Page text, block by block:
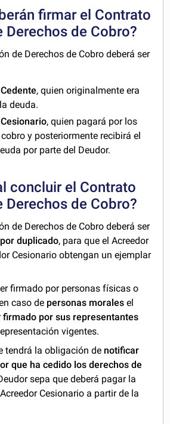
firmar el Contrato
Derechos de Cobro?
de Derechos de Cobro deberá ser
, quien originalmente era
deuda.
, quien pagará por los
y posteriormente recibirá el
por parte del Deudor.
concluir el Contrato
Derechos de Cobro?
de Derechos de Cobro deberá ser
duplicado, para que el Acreedor
Cesionario obtengan un ejemplar
firmado por personas físicas o
caso de personas morales el
firmado por sus representantes
vigentes.
tendrá la obligación de notificar
que ha cedido los derechos de
sepa que deberá pagar la
Cesionario a partir de la